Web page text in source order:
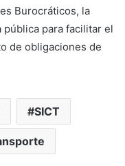
Burocráticos, la
pública para facilitar el
de obligaciones de
SICT